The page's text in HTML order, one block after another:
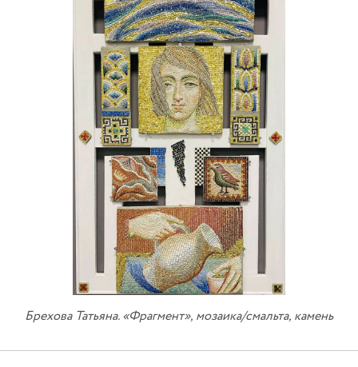
Брехова Татьяна. «Фрагмент», мозаика/смальта, камень